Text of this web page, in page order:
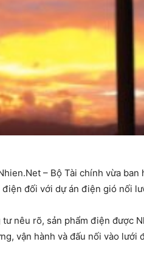
– Bộ Tài chính vừa ban
đối với dự án điện gió nối
tư nêu rõ, sản phẩm điện được
vận hành và đấu nối vào